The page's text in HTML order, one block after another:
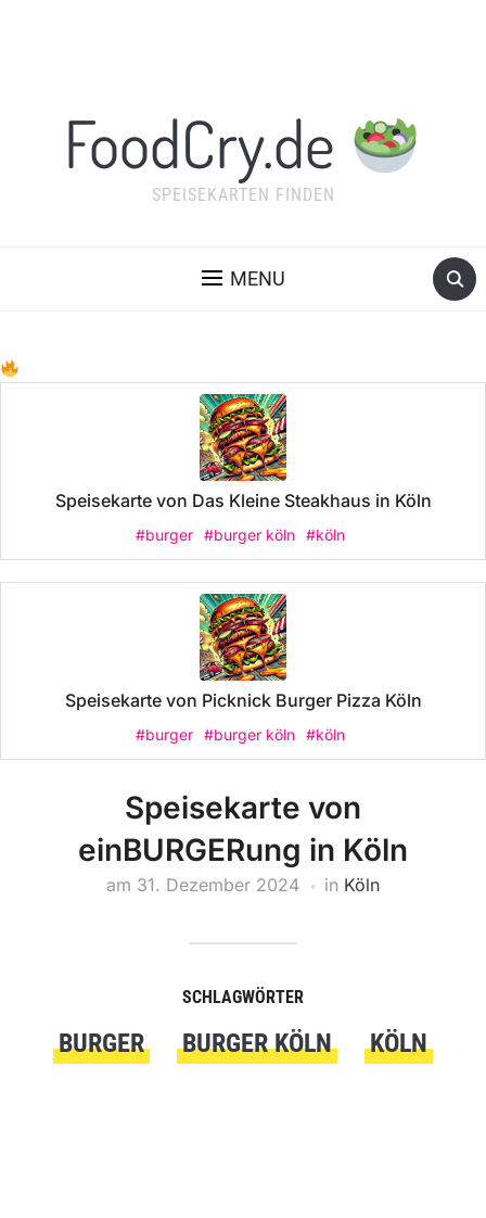
FoodCry.de
SPEISEKARTEN FINDEN
MENU
Speisekarte von Das Kleine Steakhaus in Köln
#burger #burger köln #köln
Speisekarte von Picknick Burger Pizza Köln
#burger #burger köln #köln
Speisekarte von
einBURGERung in Köln
am 31. Dezember 2024 in Köln
SCHLAGWÖRTER
BURGER BURGER KÖLN KÖLN